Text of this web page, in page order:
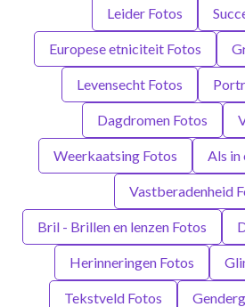
Leider Fotos
Europese etniciteit Fotos
Levensecht Fotos
Dagdromen Fotos
Weerkaatsing Fotos Als in
Vastberadenheid
Bril - Brillen en lenzen Fotos
Herinneringen Fotos
Tekstveld Fotos